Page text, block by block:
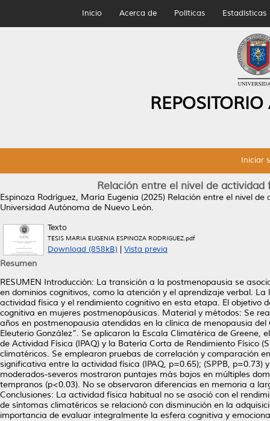
Inicio Acerca de Políticas Estadísticas
Iniciar
Relación entre el nivel de
Espinoza Rodríguez, María Eugenia (2025) Relación entre el nivel
Universidad Autónoma de Nuevo León.
Texto
TESIS MARIA EUGENIA ESPINOZA RODRIGUEZ.pdf
Download (858kB) Vista previa
Resumen
RESUMEN Introducción: La transición a la postmenopausia se
en dominios cognitivos, como la atención y el aprendizaje verbal.
actividad física y el rendimiento cognitivo en esta etapa. El objetivo
cognitiva en mujeres postmenopáusicas. Material y métodos: Se
años en postmenopausia atendidas en la clínica de menopausia
Eleuterio González”. Se aplicaron la Escala Climatérica de Greene,
de Actividad Física (IPAQ) y la Batería Corta de Rendimiento Físico
climatéricos. Se emplearon pruebas de correlación y comparación
significativa entre la actividad física (IPAQ, p=0.65); (SPPB,
moderados-severos mostraron puntajes más bajos en múltiples
tempranos (p<0.03). No se observaron diferencias en memoria a
Conclusiones: La actividad física habitual no se asoció con el
de síntomas climatéricos se relacionó con disminución en la
importancia de evaluar integralmente la esfera cognitiva y